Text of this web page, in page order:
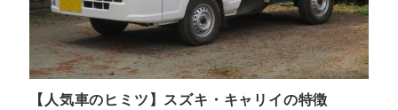
【人気車のヒミツ】スズキ・キャリイの特徴